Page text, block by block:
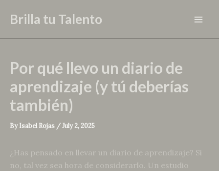
Brilla tu Talento
Por qué llevo un diario de
aprendizaje (y tú deberías
también)
ByIsabel Rojas /July 2, 2025
¿Has pensado en llevar un diario de aprendizaje? Si
no, tal vez sea hora de considerarlo. Un estudio